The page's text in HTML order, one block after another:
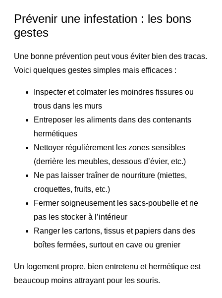
Prévenir une infestation : les bons
gestes
Une bonne prévention peut vous éviter bien des tracas.
Voici quelques gestes simples mais efficaces :
Inspecter et colmater les moindres fissures ou
trous dans les murs
Entreposer les aliments dans des contenants
hermétiques
Nettoyer régulièrement les zones sensibles
(derrière les meubles, dessous d’évier, etc.)
Ne pas laisser traîner de nourriture (miettes,
croquettes, fruits, etc.)
Fermer soigneusement les sacs-poubelle et ne
pas les stocker à l’intérieur
Ranger les cartons, tissus et papiers dans des
boîtes fermées, surtout en cave ou grenier
Un logement propre, bien entretenu et hermétique est
beaucoup moins attrayant pour les souris.